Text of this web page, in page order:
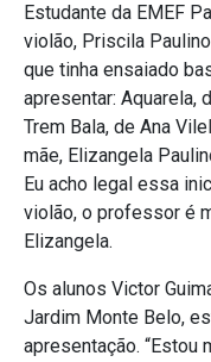
Estudante da EMEF
violão, Priscila
que tinha ensaiado
apresentar: Aquarela,
Trem Bala, de Ana
mãe, Elizangela
Eu acho legal essa
violão, o professor é
Elizangela.
Os alunos Victor
Jardim Monte Belo,
apresentação. “Estou